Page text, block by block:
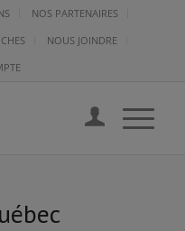
NOS PARTENAIRES
NOUS JOINDRE